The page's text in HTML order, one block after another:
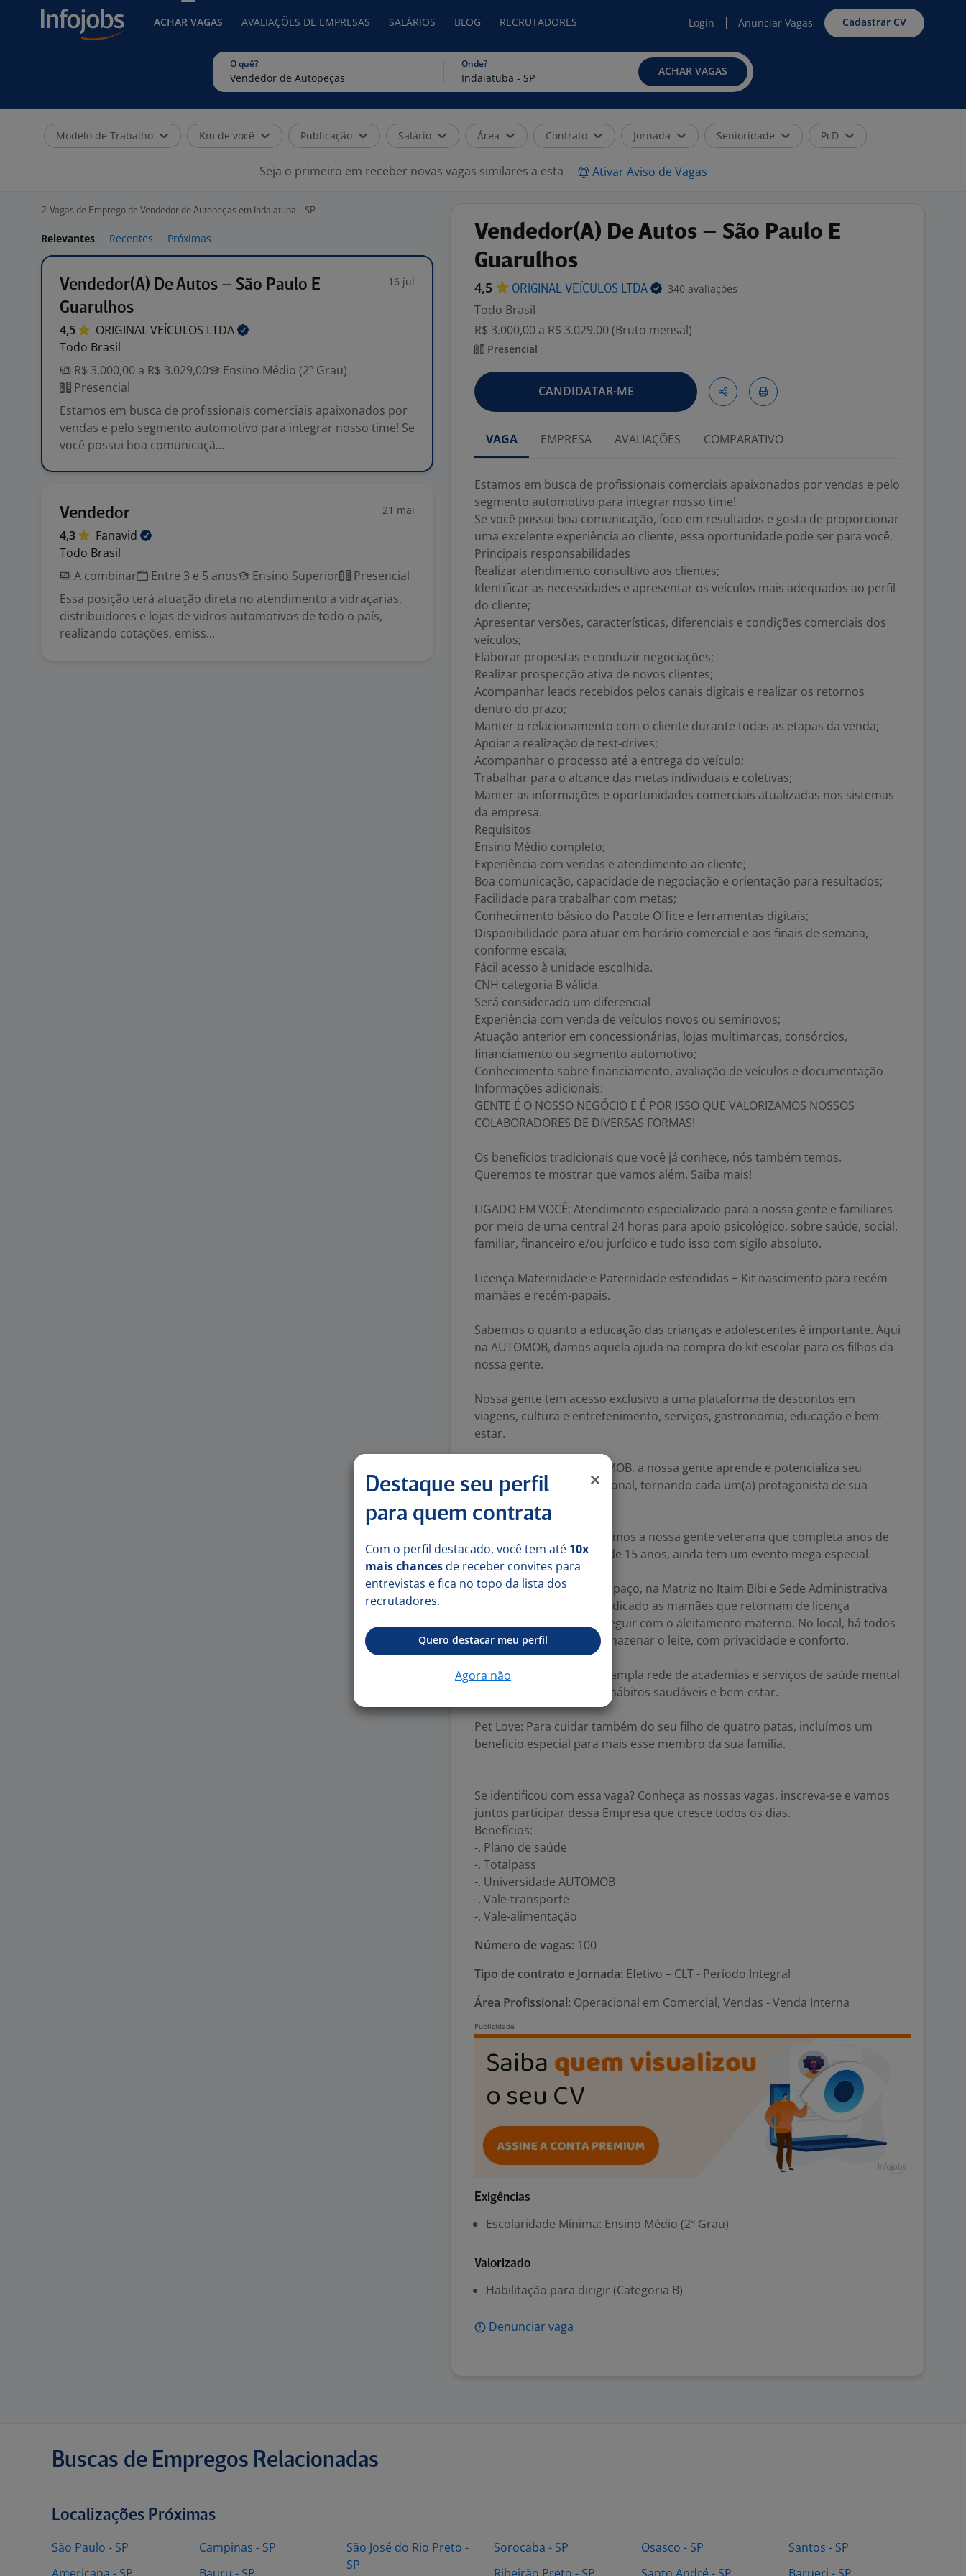
ACHAR VAGAS AVALIAÇÕES DE EMPRESAS SALÁRIOS BLOG RECRUTADORES Login Anunciar Vagas Cadastrar CV
O quê? Onde?
ACHAR VAGAS
Modelo de Trabalho Km de você Publicação Salário Área Contrato Jornada Senioridade PcD
Seja o primeiro em receber novas vagas similares a esta Ativar Aviso de Vagas
2 Vagas de Emprego de Vendedor de Autopeças em Indaiatuba - SP
Relevantes Recentes Próximas
Vendedor(A) De Autos – São Paulo E
Guarulhos
16 jul
4,5 ORIGINAL VEÍCULOS LTDA
Todo Brasil
R$ 3.000,00 a R$ 3.029,00
Ensino Médio (2º Grau)
Presencial
Estamos em busca de profissionais comerciais apaixonados por
vendas e pelo segmento automotivo para integrar nosso time! Se
você possui boa comunicaçã...
Vendedor 21 mai
4,3
Fanavid
Todo Brasil
A combinar
Entre 3 e 5 anos Ensino Superior
Presencial
Essa posição terá atuação direta no atendimento a vidraçarias,
distribuidores e lojas de vidros automotivos de todo o país,
realizando cotações, emiss...
Vendedor(A) De Autos – São Paulo E
Guarulhos
4,5 ORIGINAL VEÍCULOS LTDA 340 avaliações
Todo Brasil
R$ 3.000,00 a R$ 3.029,00 (Bruto mensal)
Presencial
CANDIDATAR-ME
VAGA EMPRESA AVALIAÇÕES COMPARATIVO
Estamos em busca de profissionais comerciais apaixonados por vendas e pelo
segmento automotivo para integrar nosso time!
Se você possui boa comunicação, foco em resultados e gosta de proporcionar
uma excelente experiência ao cliente, essa oportunidade pode ser para você.
Principais responsabilidades
Realizar atendimento consultivo aos clientes;
Identificar as necessidades e apresentar os veículos mais adequados ao perfil
do cliente;
Apresentar versões, características, diferenciais e condições comerciais dos
veículos;
Elaborar propostas e conduzir negociações;
Realizar prospecção ativa de novos clientes;
Acompanhar leads recebidos pelos canais digitais e realizar os retornos
dentro do prazo;
Manter o relacionamento com o cliente durante todas as etapas da venda;
Apoiar a realização de test-drives;
Acompanhar o processo até a entrega do veículo;
Trabalhar para o alcance das metas individuais e coletivas;
Manter as informações e oportunidades comerciais atualizadas nos sistemas
da empresa.
Requisitos
Ensino Médio completo;
Experiência com vendas e atendimento ao cliente;
Boa comunicação, capacidade de negociação e orientação para resultados;
Facilidade para trabalhar com metas;
Conhecimento básico do Pacote Office e ferramentas digitais;
Disponibilidade para atuar em horário comercial e aos finais de semana,
conforme escala;
Fácil acesso à unidade escolhida.
CNH categoria B válida.
Será considerado um diferencial
Experiência com venda de veículos novos ou seminovos;
Atuação anterior em concessionárias, lojas multimarcas, consórcios,
financiamento ou segmento automotivo;
Conhecimento sobre financiamento, avaliação de veículos e documentação
Informações adicionais:
GENTE É O NOSSO NEGÓCIO E É POR ISSO QUE VALORIZAMOS NOSSOS
COLABORADORES DE DIVERSAS FORMAS!
Os benefícios tradicionais que você já conhece, nós também temos.
Queremos te mostrar que vamos além. Saiba mais!
LIGADO EM VOCÊ: Atendimento especializado para a nossa gente e familiares
por meio de uma central 24 horas para apoio psicológico, sobre saúde, social,
familiar, financeiro e/ou jurídico e tudo isso com sigilo absoluto.
Licença Maternidade e Paternidade estendidas + Kit nascimento para recém-
mamães e recém-papais.
Sabemos o quanto a educação das crianças e adolescentes é importante. Aqui
na AUTOMOB, damos aquela ajuda na compra do kit escolar para os filhos da
nossa gente.
Nossa gente tem acesso exclusivo a uma plataforma de descontos em
viagens, cultura e entretenimento, serviços, gastronomia, educação e bem-
estar.
Pela Universidade AUTOMOB, a nossa gente aprende e potencializa seu
desenvolvimento profissional, tornando cada um(a) protagonista de sua
carreira.
Reconhecemos e valorizamos a nossa gente veterana que completa anos de
casa. Quem possui mais de 15 anos, ainda tem um evento mega especial.
Cantinho da Mamãe: O espaço, na Matriz no Itaim Bibi e Sede Administrativa
em Mogi das Cruzes, é dedicado as mamães que retornam de licença
maternidade e querem seguir com o aleitamento materno. No local, há todos
os itens para retirar e armazenar o leite, com privacidade e conforto.
Totalpass: Acesso a uma ampla rede de academias e serviços de saúde mental
e nutrição, promovendo hábitos saudáveis e bem-estar.
Pet Love: Para cuidar também do seu filho de quatro patas, incluímos um
benefício especial para mais esse membro da sua família.
Se identificou com essa vaga? Conheça as nossas vagas, inscreva-se e vamos
juntos participar dessa Empresa que cresce todos os dias.
Benefícios:
-. Plano de saúde
-. Totalpass
-. Universidade AUTOMOB
-. Vale-transporte
-. Vale-alimentação
Número de vagas: 100
Tipo de contrato e Jornada: Efetivo – CLT - Período Integral
Área Profissional: Operacional em Comercial, Vendas - Venda Interna
Exigências
Escolaridade Mínima: Ensino Médio (2º Grau)
Valorizado
Habilitação para dirigir (Categoria B)
Denunciar vaga
Buscas de Empregos Relacionadas
Localizações Próximas
São Paulo - SP
Campinas - SP
São José do Rio Preto -
SP
Sorocaba - SP
Osasco - SP
Santos - SP
Destaque seu perfil
para quem contrata
Com o perfil destacado, você tem até 10x
mais chances de receber convites para
entrevistas e fica no topo da lista dos
recrutadores.
Quero destacar meu perfil
Agora não